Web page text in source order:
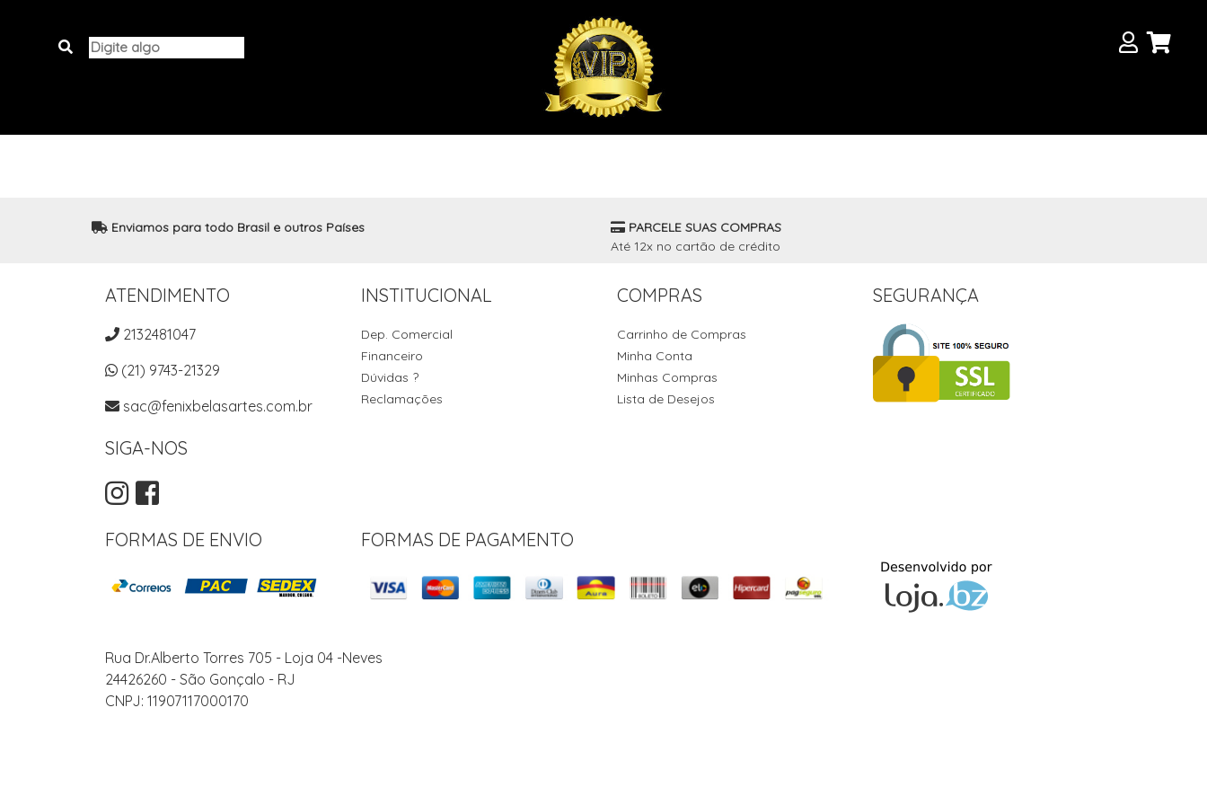
Enviamos para todo Brasil e outros Países
PARCELE SUAS COMPRAS
Até 12x no cartão de crédito
ATENDIMENTO
2132481047
(21) 9743-21329
sac@fenixbelasartes.com.br
SIGA-NOS
INSTITUCIONAL
Dep. Comercial
Financeiro
Dúvidas ?
Reclamações
COMPRAS
Carrinho de Compras
Minha Conta
Minhas Compras
Lista de Desejos
SEGURANÇA
FORMAS DE ENVIO FORMAS DE PAGAMENTO
Rua Dr.Alberto Torres 705 - Loja 04 -Neves
24426260 - São Gonçalo - RJ
CNPJ: 11907117000170